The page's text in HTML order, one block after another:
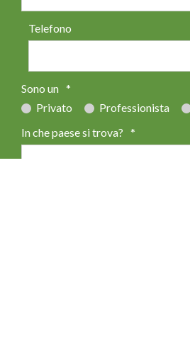
Telefono
Sono un *
Privato
Professionista
In che paese si trova? *